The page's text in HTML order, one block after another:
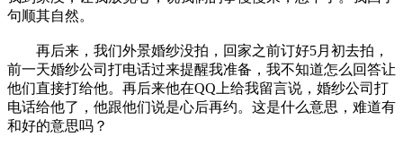
句顺其自然。
再后来，我们外景婚纱没拍，回家之前订好5月初去拍，
前一天婚纱公司打电话过来提醒我准备，我不知道怎么回答让
他们直接打给他。再后来他在QQ上给我留言说，婚纱公司打
电话给他了，他跟他们说是心后再约。这是什么意思，难道有
和好的意思吗？